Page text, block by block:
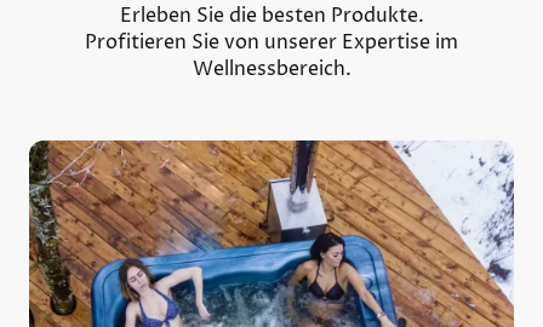
Erleben Sie die besten Produkte.
Profitieren Sie von unserer Expertise im
Wellnessbereich.